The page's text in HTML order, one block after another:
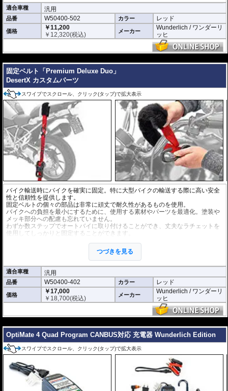
適合車種 汎用
品番 W50400-502 カラー レッド
価格
￥11,200
￥ 12,320(税込) メーカー
Wunderlich / ワンダーリ
ッヒ
固定ベルト「Premium Deluxe Duo」
DesertX カスタムパーツ
スワイプでスクロール、クリック(タップ)で拡大表示
バイク輸送時にバイクを確実に固定。特に大型バイクの輸送する際に高い安全
性と信頼性を提供します。
固定ベルトの個々の部品は非常に頑丈で耐久性があるものを使用。
バイクへの負担を最小にするために、使用する素材やパーツを最適化。塗装や
メッキ部分への配慮も忘れていません。
わずか数ステップでオートバイに取り付けることができ、丈夫なラチェットを
使用してしっかりと固定することができます。
つづきを見る
適合車種 汎用
品番 W50400-402 カラー レッド
価格
￥17,000
￥ 18,700(税込) メーカー
Wunderlich / ワンダーリ
ッヒ
OptiMate 4 Quad Program CANBUS対応 充電器 Wunderlich Edition
スワイプでスクロール、クリック(タップ)で拡大表示